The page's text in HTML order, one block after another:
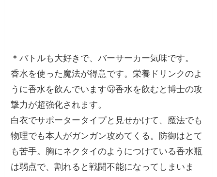
＊バトルも大好きで、バーサーカー気味です。
香水を使った魔法が得意です。栄養ドリンクのよ
うに香水を飲んでいます🫢香水を飲むと博士の攻
撃力が超強化されます。
白衣でサポータータイプと見せかけて、魔法でも
物理でも本人がガンガン攻めてくる。防御はとて
も苦手。胸にネクタイのようにつけている香水瓶
は弱点で、割れると戦闘不能になってしまいま